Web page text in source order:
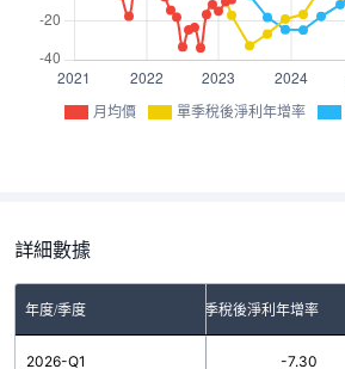
月均價 單季稅後淨利年增率
詳細數據
年度/季度 單季稅後淨利年增率
2026-Q1 -7.30